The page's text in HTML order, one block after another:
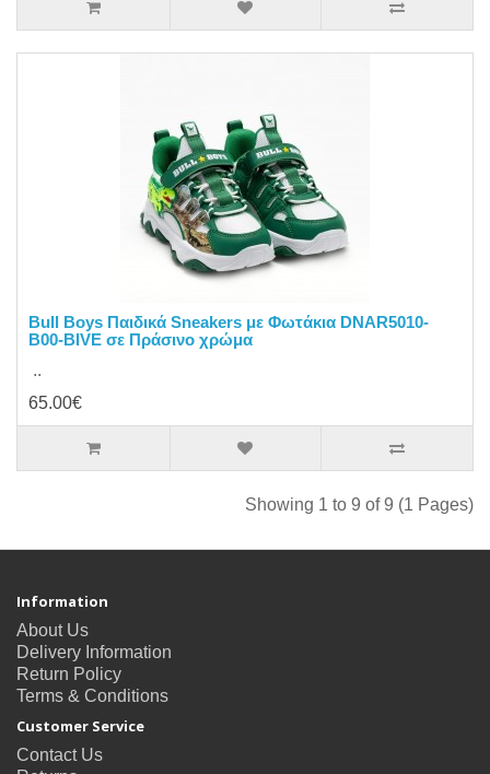
Bull Boys Παιδικά Sneakers με Φωτάκια DNAR5010-
B00-BIVE σε Πράσινο χρώμα
..
65.00€
Showing 1 to 9 of 9 (1 Pages)
Information
About Us
Delivery Information
Return Policy
Terms & Conditions
Customer Service
Contact Us